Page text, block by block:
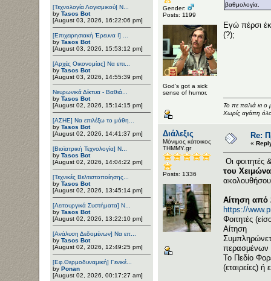
[Τεχνολογία Λογισμικού] Ν...
by Tasos Bot
[August 03, 2026, 16:22:06 pm]
[Επιχειρησιακή Έρευνα Ι] ...
by Tasos Bot
[August 03, 2026, 15:53:12 pm]
[Αρχές Οικονομίας] Να επι...
by Tasos Bot
[August 03, 2026, 14:55:39 pm]
Νευρωνικά Δίκτυα - Βαθιά...
by Tasos Bot
[August 02, 2026, 15:14:15 pm]
[ΑΣΗΕ] Να επιλέξω το μάθη...
by Tasos Bot
[August 02, 2026, 14:41:37 pm]
[Βιοϊατρική Τεχνολογία] Ν...
by Tasos Bot
[August 02, 2026, 14:04:22 pm]
[Τεχνικές Βελτιστοποίησης...
by Tasos Bot
[August 02, 2026, 13:45:14 pm]
[Λειτουργικά Συστήματα] Ν...
by Tasos Bot
[August 02, 2026, 13:22:10 pm]
[Ανάλυση Δεδομένων] Να επ...
by Tasos Bot
[August 02, 2026, 12:49:25 pm]
[Εφ.Θερμοδυναμική] Γενικέ...
by Ponan
[August 02, 2026, 00:17:27 am]
Gender:
Posts: 1199
God's got a sick
sense of humor.
βαθμολογία.
Εγώ πέρσι
(?);
Το πε παλιά κι
Χωρίς αγάπη
Διάλεξις
Μόνιμος κάτοικος
ΤΗΜΜΥ.gr
Posts: 1336
Re:
«
Οι φοιτητές
του
Αίτηση από
https://
Φοιτητές
Αίτηση
περασμένων
Το Πεδίο
(εταιρείες)